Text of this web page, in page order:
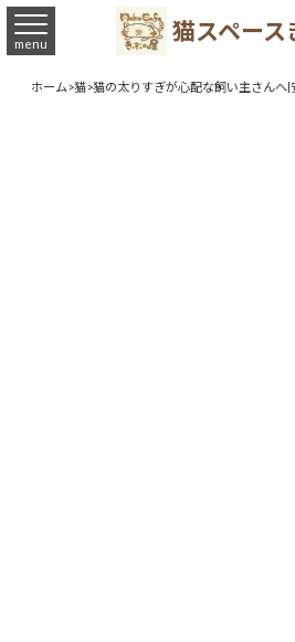
猫スペース
menu
ホーム>猫>猫の太りすぎが心配な飼い主さんへ